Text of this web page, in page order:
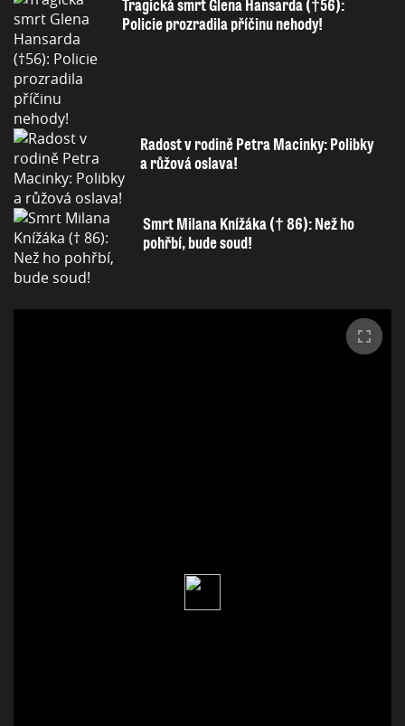
Tragická smrt Glena Hansarda (†56):
Policie prozradila příčinu nehody!
Radost v rodině Petra Macinky: Polibky
a růžová oslava!
Smrt Milana Knížáka († 86): Než ho
pohřbí, bude soud!